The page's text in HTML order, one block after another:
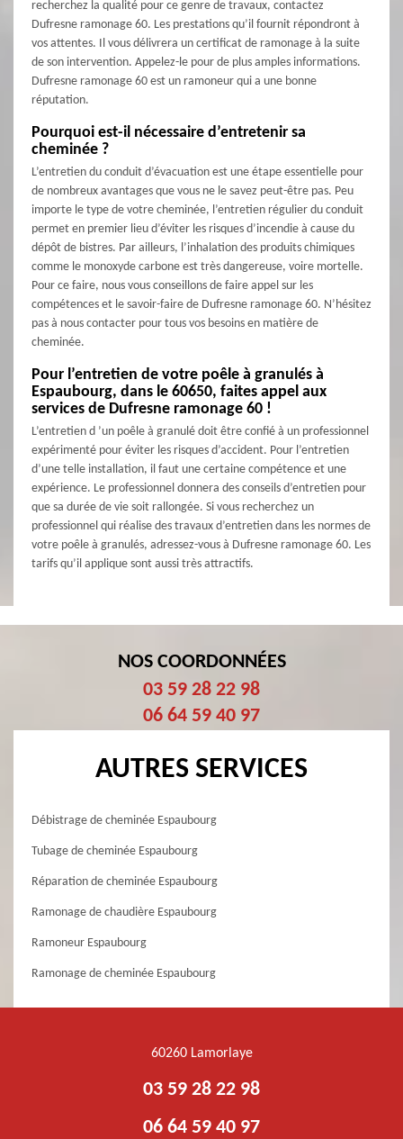
recherchez la qualité pour ce genre de travaux, contactez
Dufresne ramonage 60. Les prestations qu’il fournit répondront à
vos attentes. Il vous délivrera un certificat de ramonage à la suite
de son intervention. Appelez-le pour de plus amples informations.
Dufresne ramonage 60 est un ramoneur qui a une bonne
réputation.
Pourquoi est-il nécessaire d’entretenir sa
cheminée ?
L’entretien du conduit d’évacuation est une étape essentielle pour
de nombreux avantages que vous ne le savez peut-être pas. Peu
importe le type de votre cheminée, l’entretien régulier du conduit
permet en premier lieu d’éviter les risques d’incendie à cause du
dépôt de bistres. Par ailleurs, l’inhalation des produits chimiques
comme le monoxyde carbone est très dangereuse, voire mortelle.
Pour ce faire, nous vous conseillons de faire appel sur les
compétences et le savoir-faire de Dufresne ramonage 60. N’hésitez
pas à nous contacter pour tous vos besoins en matière de
cheminée.
Pour l’entretien de votre poêle à granulés à
Espaubourg, dans le 60650, faites appel aux
services de Dufresne ramonage 60 !
L’entretien d ’un poêle à granulé doit être confié à un professionnel
expérimenté pour éviter les risques d’accident. Pour l’entretien
d’une telle installation, il faut une certaine compétence et une
expérience. Le professionnel donnera des conseils d’entretien pour
que sa durée de vie soit rallongée. Si vous recherchez un
professionnel qui réalise des travaux d’entretien dans les normes de
votre poêle à granulés, adressez-vous à Dufresne ramonage 60. Les
tarifs qu’il applique sont aussi très attractifs.
NOS COORDONNÉES
03 59 28 22 98
06 64 59 40 97
AUTRES SERVICES
Débistrage de cheminée Espaubourg
Tubage de cheminée Espaubourg
Réparation de cheminée Espaubourg
Ramonage de chaudière Espaubourg
Ramoneur Espaubourg
Ramonage de cheminée Espaubourg
60260 Lamorlaye
03 59 28 22 98
06 64 59 40 97